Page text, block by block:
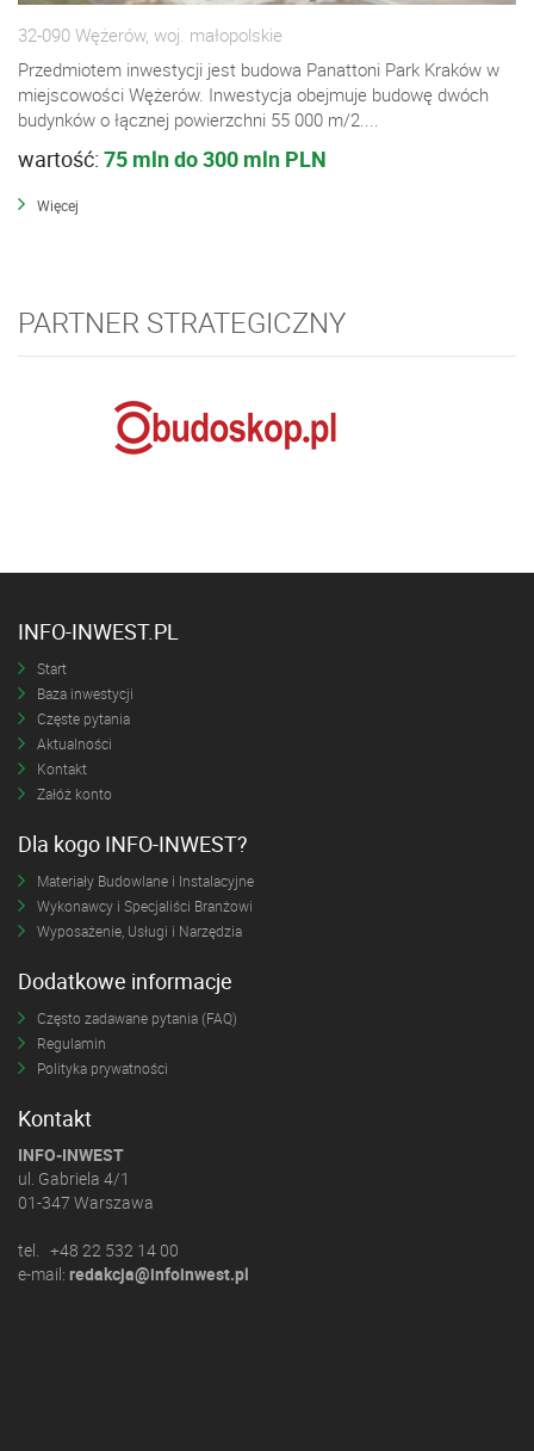
32-090 Wężerów, woj. małopolskie
Przedmiotem inwestycji jest budowa Panattoni Park Kraków w
miejscowości Wężerów. Inwestycja obejmuje budowę dwóch
budynków o łącznej powierzchni 55 000 m/2....
wartość: 75 mln do 300 mln PLN
Więcej
PARTNER STRATEGICZNY
INFO-INWEST.PL
Start
Baza inwestycji
Częste pytania
Aktualności
Kontakt
Załóż konto
Dla kogo INFO-INWEST?
Materiały Budowlane i Instalacyjne
Wykonawcy i Specjaliści Branżowi
Wyposażenie, Usługi i Narzędzia
Dodatkowe informacje
Często zadawane pytania (FAQ)
Regulamin
Polityka prywatności
Kontakt
INFO-INWEST
ul. Gabriela 4/1
01-347 Warszawa
tel. +48 22 532 14 00
e-mail: redakcja@infoinwest.pl